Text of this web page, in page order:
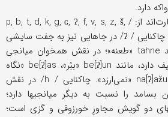
همخوانها، مانند فارسی، عبارت‌اند از: / p, b, t, d, k, g, ɢ, ʔ, f, v, s, z, š,
ž, x, h, č, ǰ, m, n, r, l, y/ . چاکنایی / ʔ/ در جاهایی نیز به جفت سایشی
خود بدل شده است، مانند tahne «طعنه»؛ در نقش همخوان میانجی
میان دو واکه، تلفظی ضعیف دارد، مانند be[ʔ]un «ببُر»، be[ʔ]as «نگاه
‌کن»، vâ-[ʔ]u «آنجاست»، na[ʔ]ažu «نمی‌ارزد». چاکنایی / h/ در نقش
بسامد را نسبت به دیگر میانجیها دارد؛
دو گویش مجاورِ خورزوقی و گزی است؛